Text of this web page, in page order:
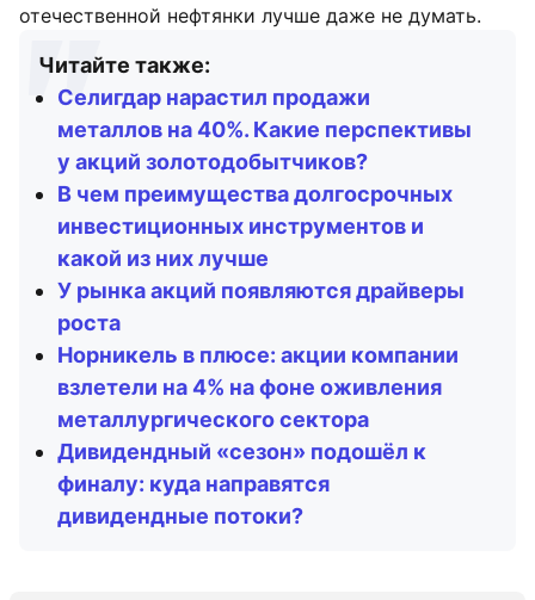
отечественной нефтянки лучше даже не думать.
Читайте также:
Селигдар нарастил продажи
металлов на 40%. Какие перспективы
у акций золотодобытчиков?
В чем преимущества долгосрочных
инвестиционных инструментов и
какой из них лучше
У рынка акций появляются драйверы
роста
Норникель в плюсе: акции компании
взлетели на 4% на фоне оживления
металлургического сектора
Дивидендный «сезон» подошёл к
финалу: куда направятся
дивидендные потоки?